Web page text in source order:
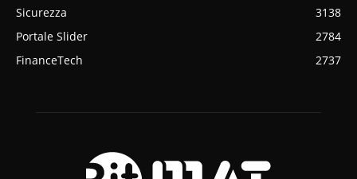
Sicurezza
3138
Portale Slider
2784
FinanceTech
2737